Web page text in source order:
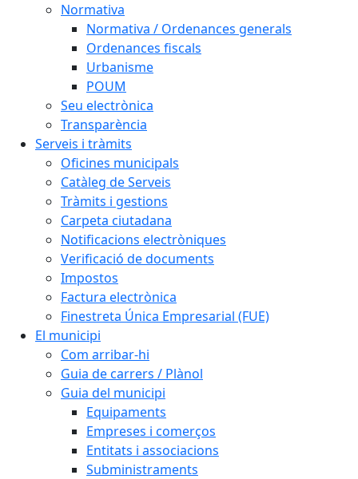
Normativa
Normativa / Ordenances generals
Ordenances fiscals
Urbanisme
POUM
Seu electrònica
Transparència
Serveis i tràmits
Oficines municipals
Catàleg de Serveis
Tràmits i gestions
Carpeta ciutadana
Notificacions electròniques
Verificació de documents
Impostos
Factura electrònica
Finestreta Única Empresarial (FUE)
El municipi
Com arribar-hi
Guia de carrers / Plànol
Guia del municipi
Equipaments
Empreses i comerços
Entitats i associacions
Subministraments